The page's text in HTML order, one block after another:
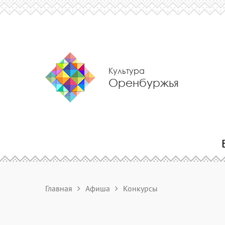
Культура
Оренбуржья
Главная Афиша Конкурсы